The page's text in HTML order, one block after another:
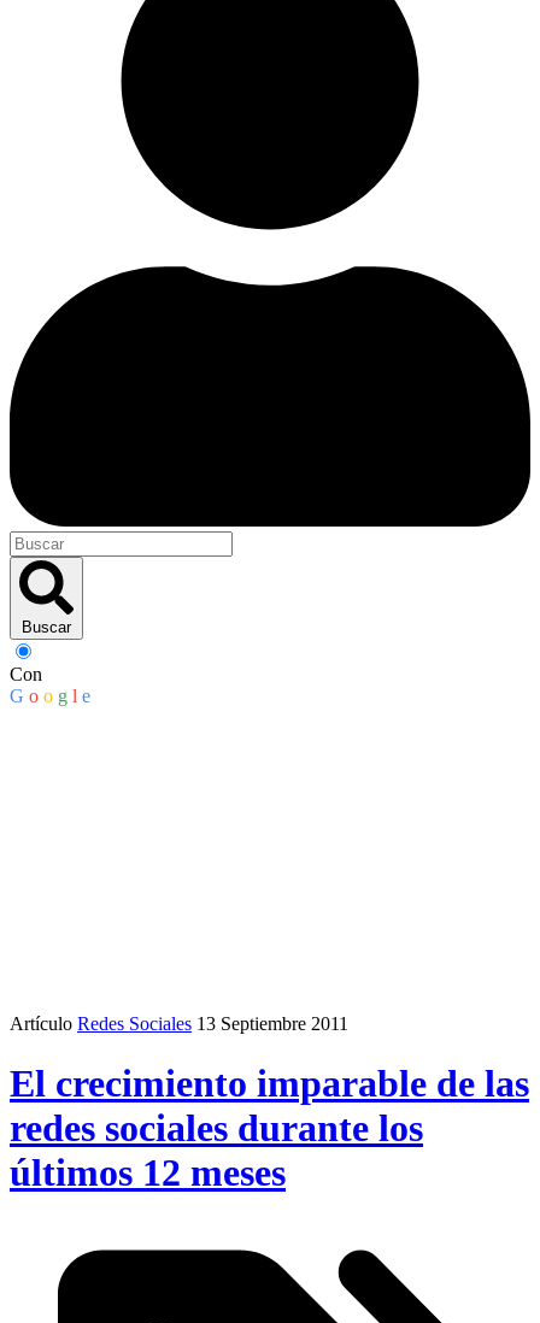
Buscar
Con
G o o g l e
Artículo Redes Sociales 13 Septiembre 2011
El crecimiento imparable de las
redes sociales durante los
últimos 12 meses